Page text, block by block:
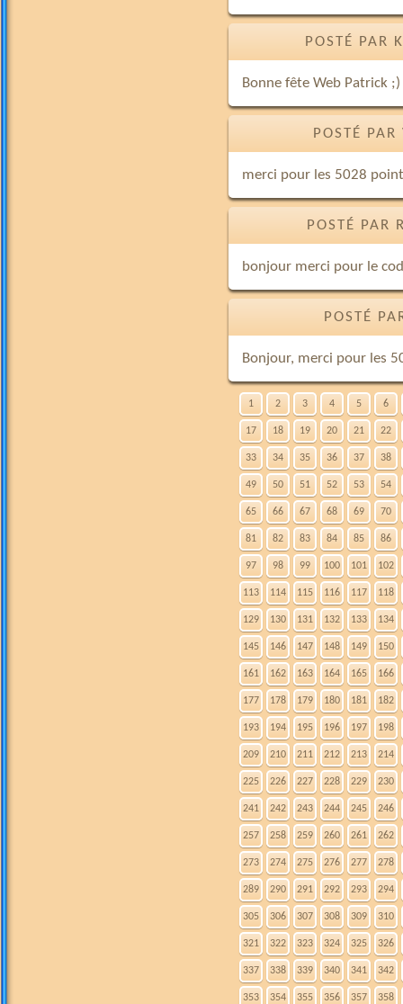
POSTÉ
Bonne fête Web Patrick ;)
POSTÉ
merci pour les 5028
POSTÉ PAR
bonjour merci pour le
POSTÉ
Bonjour, merci pour les
1 2 3 4 5 6
17 18 19 20 21 22
33 34 35 36 37 38
49 50 51 52 53 54
65 66 67 68 69 70
81 82 83 84 85 86
97 98 99 100 101 102
113 114 115 116 117 118
129 130 131 132 133 134
145 146 147 148 149 150
161 162 163 164 165 166
177 178 179 180 181 182
193 194 195 196 197 198
209 210 211 212 213 214
225 226 227 228 229 230
241 242 243 244 245 246
257 258 259 260 261 262
273 274 275 276 277 278
289 290 291 292 293 294
305 306 307 308 309 310
321 322 323 324 325 326
337 338 339 340 341 342
353 354 355 356 357 358